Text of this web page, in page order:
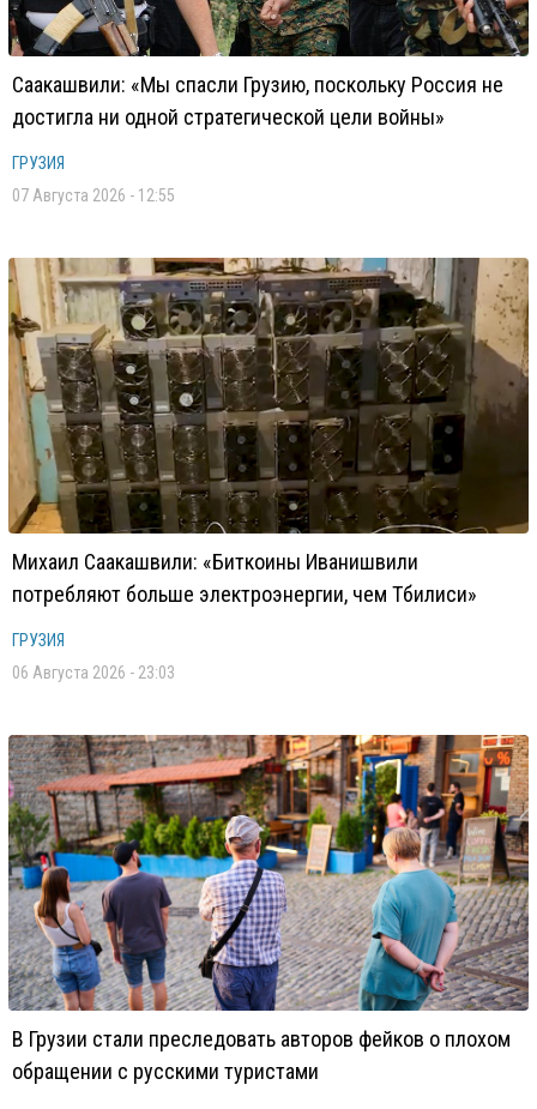
Саакашвили: «Мы спасли Грузию, поскольку Россия не
достигла ни одной стратегической цели войны»
ГРУЗИЯ
07 Августа 2026 - 12:55
Михаил Саакашвили: «Биткоины Иванишвили
потребляют больше электроэнергии, чем Тбилиси»
ГРУЗИЯ
06 Августа 2026 - 23:03
В Грузии стали преследовать авторов фейков о плохом
обращении с русскими туристами